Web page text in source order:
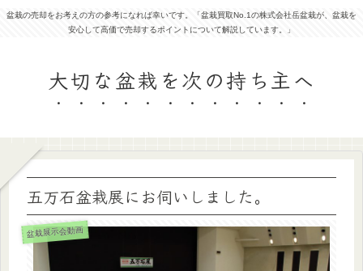
盆栽の売却をお考えの方の参考になれば幸いです。「盆栽買取No.1の株式会社岳盆栽が、盆栽を
安心して高価で売却するポイントについて解説しています。」
大切な盆栽を次の持ち主へ
五万石盆栽展にお伺いしました。
盆栽展示会動画